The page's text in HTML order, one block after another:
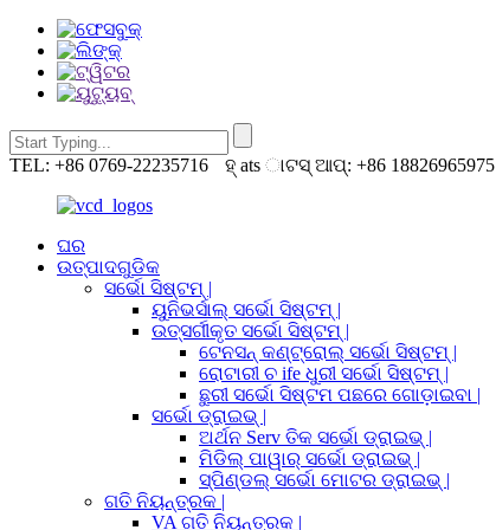
TEL: +86 0769-22235716 ହ୍ ats ାଟସ୍ ଆପ୍: +86 18826965975
ଘର
ଉତ୍ପାଦଗୁଡିକ
ସର୍ଭୋ ସିଷ୍ଟମ୍ |
ୟୁନିଭର୍ସାଲ୍ ସର୍ଭୋ ସିଷ୍ଟମ୍ |
ଉତ୍ସର୍ଗୀକୃତ ସର୍ଭୋ ସିଷ୍ଟମ୍ |
ଟେନସନ୍ କଣ୍ଟ୍ରୋଲ୍ ସର୍ଭୋ ସିଷ୍ଟମ୍ |
ରୋଟାରୀ ଚ ife ଧୁରୀ ସର୍ଭୋ ସିଷ୍ଟମ୍ |
ଛୁରୀ ସର୍ଭୋ ସିଷ୍ଟମ ପଛରେ ଗୋଡ଼ାଇବା |
ସର୍ଭୋ ଡ୍ରାଇଭ୍ |
ଅର୍ଥନ Serv ତିକ ସର୍ଭୋ ଡ୍ରାଇଭ୍ |
ମିଡିଲ୍ ପାୱାର୍ ସର୍ଭୋ ଡ୍ରାଇଭ୍ |
ସ୍ପିଣ୍ଡଲ୍ ସର୍ଭୋ ମୋଟର ଡ୍ରାଇଭ୍ |
ଗତି ନିୟନ୍ତ୍ରକ |
VA ଗତି ନିୟନ୍ତ୍ରକ |